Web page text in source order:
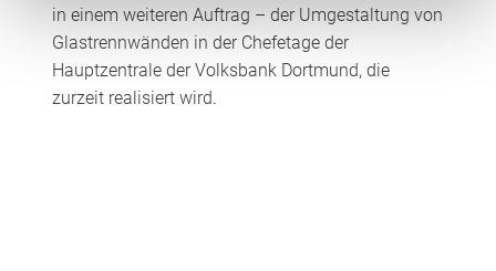
in einem weiteren Auftrag – der Umgestaltung von
Glastrennwänden in der Chefetage der
Hauptzentrale der Volksbank Dortmund, die
zurzeit realisiert wird.